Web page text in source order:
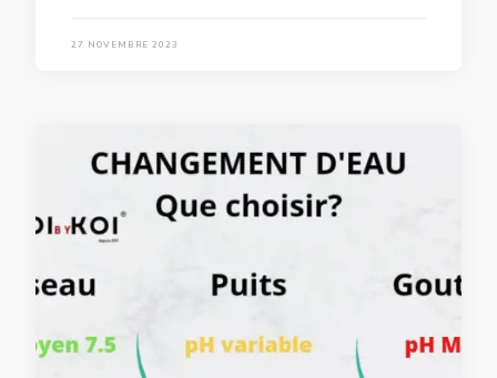
27 NOVEMBRE 2023